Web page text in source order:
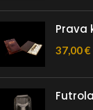
Prava
37,00€